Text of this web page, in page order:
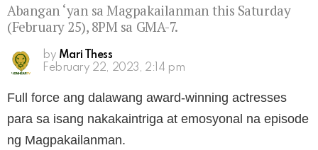
Abangan ‘yan sa Magpakailanman this Saturday
(February 25), 8PM sa GMA-7.
by Mari Thess
February 22, 2023, 2:14 pm
Full force ang dalawang award-winning actresses
para sa isang nakakaintriga at emosyonal na episode
ng Magpakailanman.